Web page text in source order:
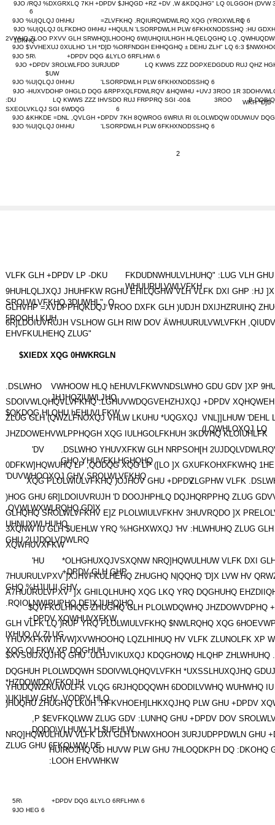
9JO /RQJ %DXGRXLQ 7KH +DPDV $JHQGD +RZ +DV ,W &KDQJHG" LQ 0LGGOH (DVW
6
9JO %U|QLQJ 0H\HU
=ZLVFKHQ .RQIURQWDWLRQ XQG (YROXWLRQ 6
I
9JO %U|QLQJ 0LFKDHO 0H\HU +HQULN 'LSORPDWLH PLW 6FKHXNODSSHQ :HU
1DKHQ
2VWHQ ZLOO PXVV GLH SRWHQ]LHOOHQ 6W|UHQIULHGH HLQELQGHQ LQ
9JO $VVHEXUJ 0XULHO 'LH *D]D %ORFNDGH EHHQGHQ ± DEHU ZLH" LQ 6:3
9JO 5R\
+DPDV DQG &LYLO 6RFLHW\ 6
9JO +DPDV 3ROLWLFDO 3URJUDP
LQ KWWS ZZZ DOPXEDGDUD RUJ QHZ
$UW
9JO %U|QLQJ 0H\HU
'LSORPDWLH PLW 6FKHXNODSSHQ 6
9JO -HUXVDOHP 0HGLD DQG &RPPXQLFDWLRQV &HQWHU +UVJ 3ROO 1R
WKH *D]D
:DU LQ KWWS ZZZ IHVSDO RUJ FRPPRQ SGI -00& 3ROO
B-
SXEOLVKLQJ SGI 6WDQG
6
9JO &KHKDE =DNL ,QVLGH +DPDV 7KH 8QWROG 6WRU\ RI 0LOLWDQW 0DUW\UV
9JO %U|QLQJ 0H\HU
'LSORPDWLH PLW 6FKHXNODSSHQ 6
2
VLFK GLH +DPDV LP -DKU
FKDUDNWHULVLHUHQ" :LUG VLH
WHUURULVWLVFKH
9HUHLQLJXQJ JHUHFKW RGHU EHILQGHW VLH VLFK DXI GHP :HJ
SROLWLVFKHQ 3DUWHL" ,Q
GLHVHP =XVDPPHQKDQJ VROO DXFK GLH )UDJH DXIJHZRUIHQ
5ROOH LKUH
6R]LDOIUVRUJH VSLHOW GLH RIW DOV ÄWHUURULVWLVFKH
EHVFKULHEHQ ZLUG"
$XIEDX XQG 0HWKRGLN
.DSLWHO
VWHOOW HLQ hEHUVLFKWVNDSLWHO GDU GDV ]XP
JHJHQZlUWLJHQ
SDOlVWLQHQVLVFKHQ :LGHUVWDQGVEHZHJXQJ +DPDV
$QKDQG HLQHU hEHUVLFKW
ZLUG GLH (QWZLFNOXQJ VHLW LKUHU *UQGXQJ VNL]]LHUW 'DEHL
(LQWHLOXQJ LQ
JHZDOWEHVWLPPHQGH XQG IULHGOLFKHUH 3KDVHQ KLOIUHLFK
'DV
.DSLWHO YHUVXFKW GLH NRPSOH[H
GHQ YHUVFKLHGHQHQ
0DFKW]HQWUHQ LP ,QODQG XQG LP ([LO ]X GXUFKOHXFKWHQ
'DUVWHOOXQJ GHV SROLWLVFKHQ
XQG PLOLWlULVFKHQ )OJHOV GHU +DPDVZLGPHW VLFK
)HOG GHU 6R]LDOIUVRUJH 'D DOOJHPHLQ DQJHQRPPHQ ZLUG
,QVWLWXWLRQHQ GD]X
GLHQHQ SROLWLVFKHV E]Z PLOLWlULVFKHV 3HUVRQDO ]X
UHNUXWLHUHQ
3XQNW IU GLH $UEHLW YRQ %HGHXWXQJ 'HV :HLWHUHQ ZLUG
GHU 2UJDQLVDWLRQ
XQWHUVXFKW
'HU
*OLHGHUXQJVSXQNW NRQ]HQWULHUW VLFK DXI
+DPDV GLH GHP
7HUURULVPXV ]XJHVFKULHEHQ ZHUGHQ N|QQHQ 'D]X LVW HV
GHQ %HJULII GHV
Ä7HUURULVPXV³ ]X GHILQLHUHQ XQG LKQ YRQ DQGHUHQ
.RQIOLNWIRUPHQ DE]XJUHQ]HQ
$QVFKOLHHQG ZHUGHQ GLH PLOLWDQWHQ JHZDOWVDPHQ
+DPDV XQWHUVXFKW
GLH VLFK LQ )RUP YRQ PLOLWlULVFKHQ $NWLRQHQ XQG
lXHUQ (V ZLUG
YHUVXFKW IHVW]XVWHOOHQ LQZLHIHUQ HV VLFK ZLUNOLFK XP
XQG QLFKW XP DQGHUH
$XVSUlJXQJHQ GHU .ULHJVIKUXQJ KDQGHOW,Q HLQHP ZHLWHUHQ
DQGHUH PLOLWDQWH SDOlVWLQHQVLVFKH *UXSSLHUXQJHQ
*HZDOWDQVFKOlJH
YHUDQWZRUWOLFK VLQG 6RJHQDQQWH 6DODILVWHQ WUHWHQ
)UK]HLW GHV ,VODPV HLQ
)HUQHU ZHUGHQ LKUH :HFKVHOEH]LHKXQJHQ PLW GHU +DPDV
,P $EVFKQLWW ZLUG GDV :LUNHQ GHU +DPDV DOV
DQDO\VLHUW 'LH $UEHLW
NRQ]HQWULHUW VLFK DXI GLH DNWXHOOH 3URJUDPPDWLN GHU
ZLUG GHU 6FKQLWW DE
HUIROJHQ GD HUVW PLW GHU 7HLOQDKPH DQ :DKOHQ
:LOOH EHVWHKW
5R\
+DPDV DQG &LYLO 6RFLHW\ 6
9JO HEG 6